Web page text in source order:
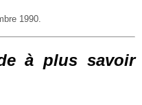
1990.
à plus savoir